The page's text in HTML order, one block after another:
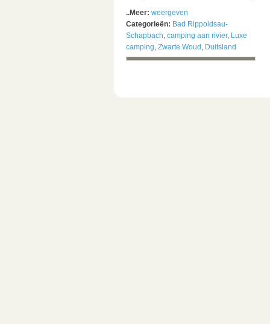
..Meer: weergeven
Categorieën: Bad Rippoldsau-
Schapbach, camping aan rivier, Luxe
camping, Zwarte Woud , Duitsland